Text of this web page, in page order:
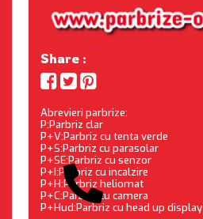
Share :
Abrevieri parbrize:
P:Parbriz clar
P+V:Parbriz cu tenta verde
P+S:Parbriz cu parasolar
P+SE:Parbriz cu senzor
P+I:Parbriz cu incalzire
P+H:Parbriz heliomat
P+C:Parbriz cu camera
P+Hud:Parbriz cu head up display